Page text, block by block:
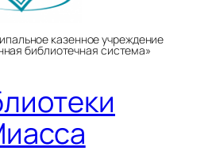
казенное учреждение
библиотечная система»